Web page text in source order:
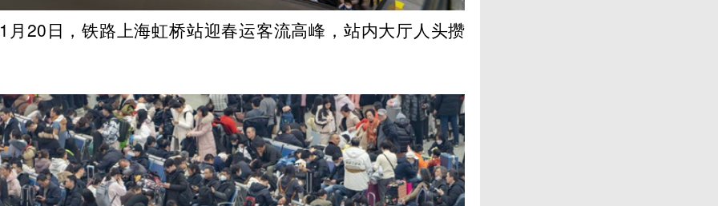
20日，铁路上海虹桥站迎春运客流高峰，站内大厅人头攒